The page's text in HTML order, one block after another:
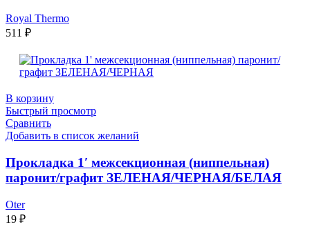
Royal Thermo
511 ₽
В корзину
Быстрый просмотр
Сравнить
Добавить в список желаний
Прокладка 1′ межсекционная (ниппельная)
паронит/графит ЗЕЛЕНАЯ/ЧЕРНАЯ/БЕЛАЯ
Oter
19 ₽